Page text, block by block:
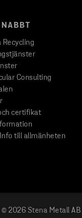
Recycling
Consulting
certifikat
till allmänheten
2026 Stena Metall AB